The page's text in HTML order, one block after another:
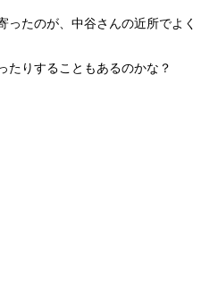
ったのが、中谷さんの近所でよく
たりすることもあるのかな？